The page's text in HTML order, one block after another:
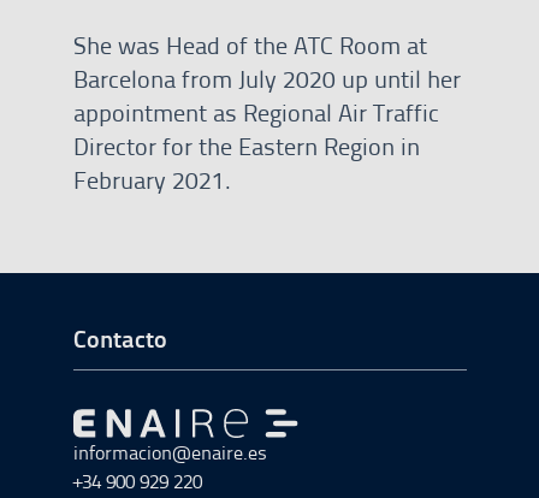
She was Head of the ATC Room at
Barcelona from July 2020 up until her
appointment as Regional Air Traffic
Director for the Eastern Region in
February 2021.
Ir a Inicio del Pie de página
Contacto
Ir a Ir al inicio
informacion@enaire.es
+34 900 929 220